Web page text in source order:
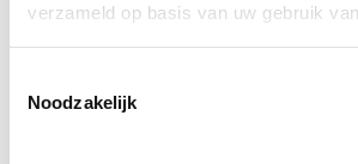
verzameld op basis van uw gebruik
Noodzakelijk